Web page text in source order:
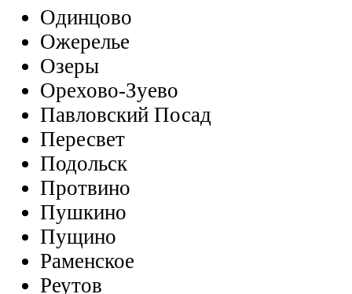
Одинцово
Ожерелье
Озеры
Орехово-Зуево
Павловский Посад
Пересвет
Подольск
Протвино
Пушкино
Пущино
Раменское
Реутов